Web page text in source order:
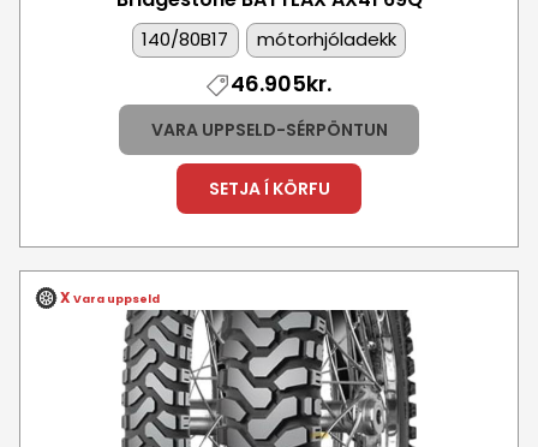
140/80B17 mótorhjóladekk
46.905kr.
VARA UPPSELD-SÉRPÖNTUN
SETJA Í KÖRFU
X Vara uppseld